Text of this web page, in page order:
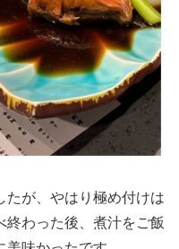
たが、やはり極め付けは
わった後、煮汁をご飯